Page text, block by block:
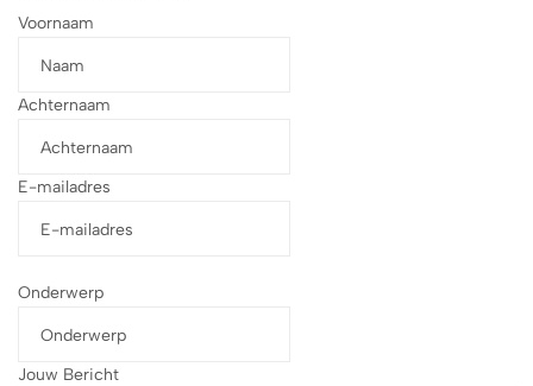
Voornaam
Achternaam
E-mailadres
Onderwerp
Jouw Bericht